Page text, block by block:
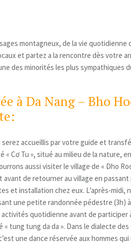
montagneux, de la vie
et partez a la rencontre dès votre
des minorités les plus sympathiques
à Da Nang – Bho
accueillis par votre guide et
« Cơ Tu », situé au milieu de la nature,
aussi visiter le village de « Dho
de retourner au village en
et installation chez eux. L’après-midi,
une petite randonnée pédestre (3h)
quotidienne avant de participer
tung tung da da ». Dans le dialecte des
une dance réservée aux hommes